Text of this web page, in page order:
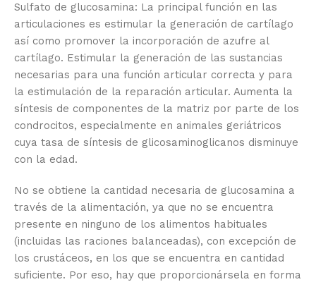
Sulfato de glucosamina: La principal función en las
articulaciones es estimular la generación de cartílago
así como promover la incorporación de azufre al
cartílago. Estimular la generación de las sustancias
necesarias para una función articular correcta y para
la estimulación de la reparación articular. Aumenta la
síntesis de componentes de la matriz por parte de los
condrocitos, especialmente en animales geriátricos
cuya tasa de síntesis de glicosaminoglicanos disminuye
con la edad.
No se obtiene la cantidad necesaria de glucosamina a
través de la alimentación, ya que no se encuentra
presente en ninguno de los alimentos habituales
(incluidas las raciones balanceadas), con excepción de
los crustáceos, en los que se encuentra en cantidad
suficiente. Por eso, hay que proporcionársela en forma